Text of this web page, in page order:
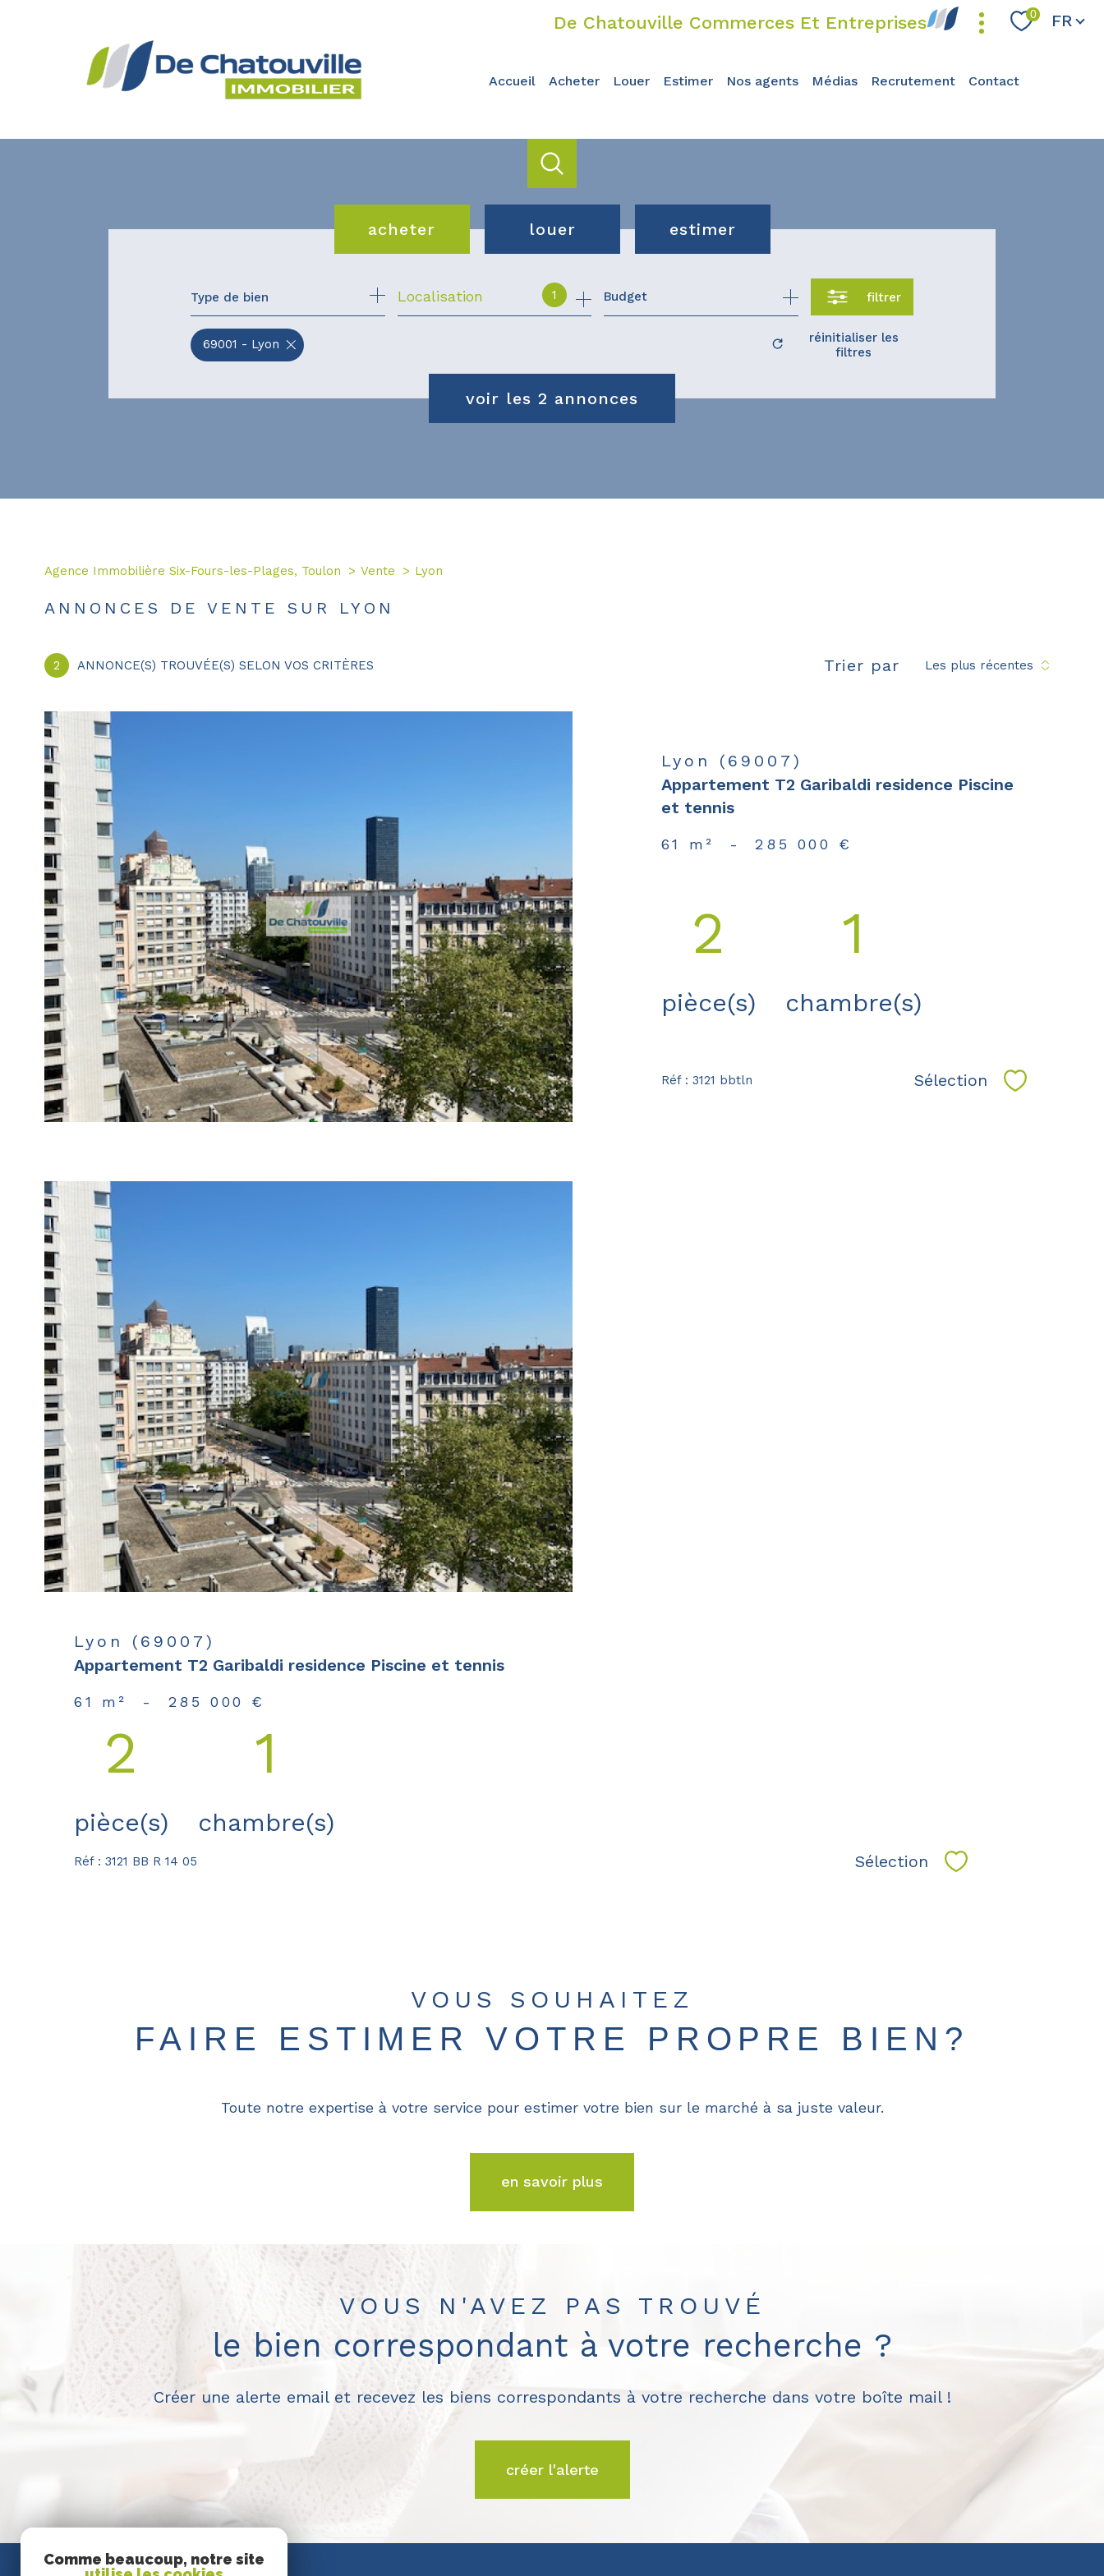
De Chatouville Commerces Et Entreprises 0 FR
accueil acheter louer estimer nos agents médias recrutement contact
acheter
de l'ancien
du neuf
louer
de l'immo pro
estimer
Type de bien 1
Localisation Budget filtrer
voir les 2 annonces
69001 - Lyon
réinitialiser les
filtres
Agence Immobilière Six-Fours-les-Plages, Toulon Vente Lyon
ANNONCES DE VENTE SUR LYON
2 ANNONCE(S) TROUVÉE(S) SELON VOS CRITÈRES Trier par Les plus récentes
voir le
bien
Lyon (69007)
Appartement T2 Garibaldi residence Piscine
et tennis
61 m² - 285 000 €
2
pièce(s)
1
chambre(s)
Réf : 3121 bbtln Sélection
voir le
bien
Lyon (69007)
Appartement T2 Garibaldi residence Piscine et tennis
61 m² - 285 000 €
2
pièce(s)
1
chambre(s)
Réf : 3121 BB R 14 05 Sélection Sélectionner
VOUS SOUHAITEZ
FAIRE ESTIMER VOTRE PROPRE BIEN?
Toute notre expertise à votre service pour estimer votre bien sur le marché à sa juste valeur.
en savoir plus
VOUS N'AVEZ PAS TROUVÉ
le bien correspondant à votre recherche ?
Créer une alerte email et recevez les biens correspondants à votre recherche dans votre boîte mail !
créer l'alerte
Comme beaucoup, notre site